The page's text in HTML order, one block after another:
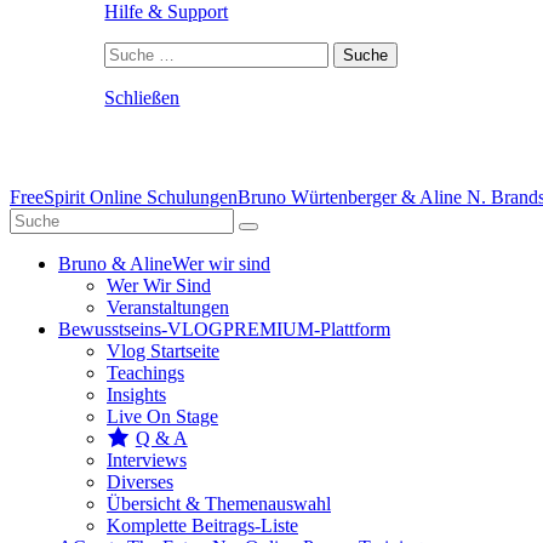
Hilfe & Support
Suche
nach:
Schließen
FreeSpirit Online SchulungenBruno Würtenberger & Aline N.
Bruno & AlineWer wir sind
Wer Wir Sind
Veranstaltungen
Bewusstseins-VLOGPREMIUM-Plattform
Vlog Startseite
Teachings
Insights
Live On Stage
Q & A
Interviews
Diverses
Übersicht & Themenauswahl
Komplette Beitrags-Liste